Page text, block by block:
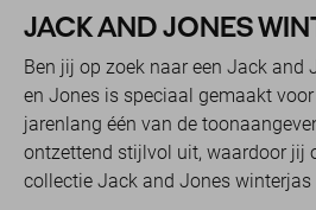
JACK AND JONES
Ben jij op zoek naar een Jack
en Jones is speciaal gemaakt
jarenlang één van de
ontzettend stijlvol uit, waardoor jij
collectie Jack and Jones